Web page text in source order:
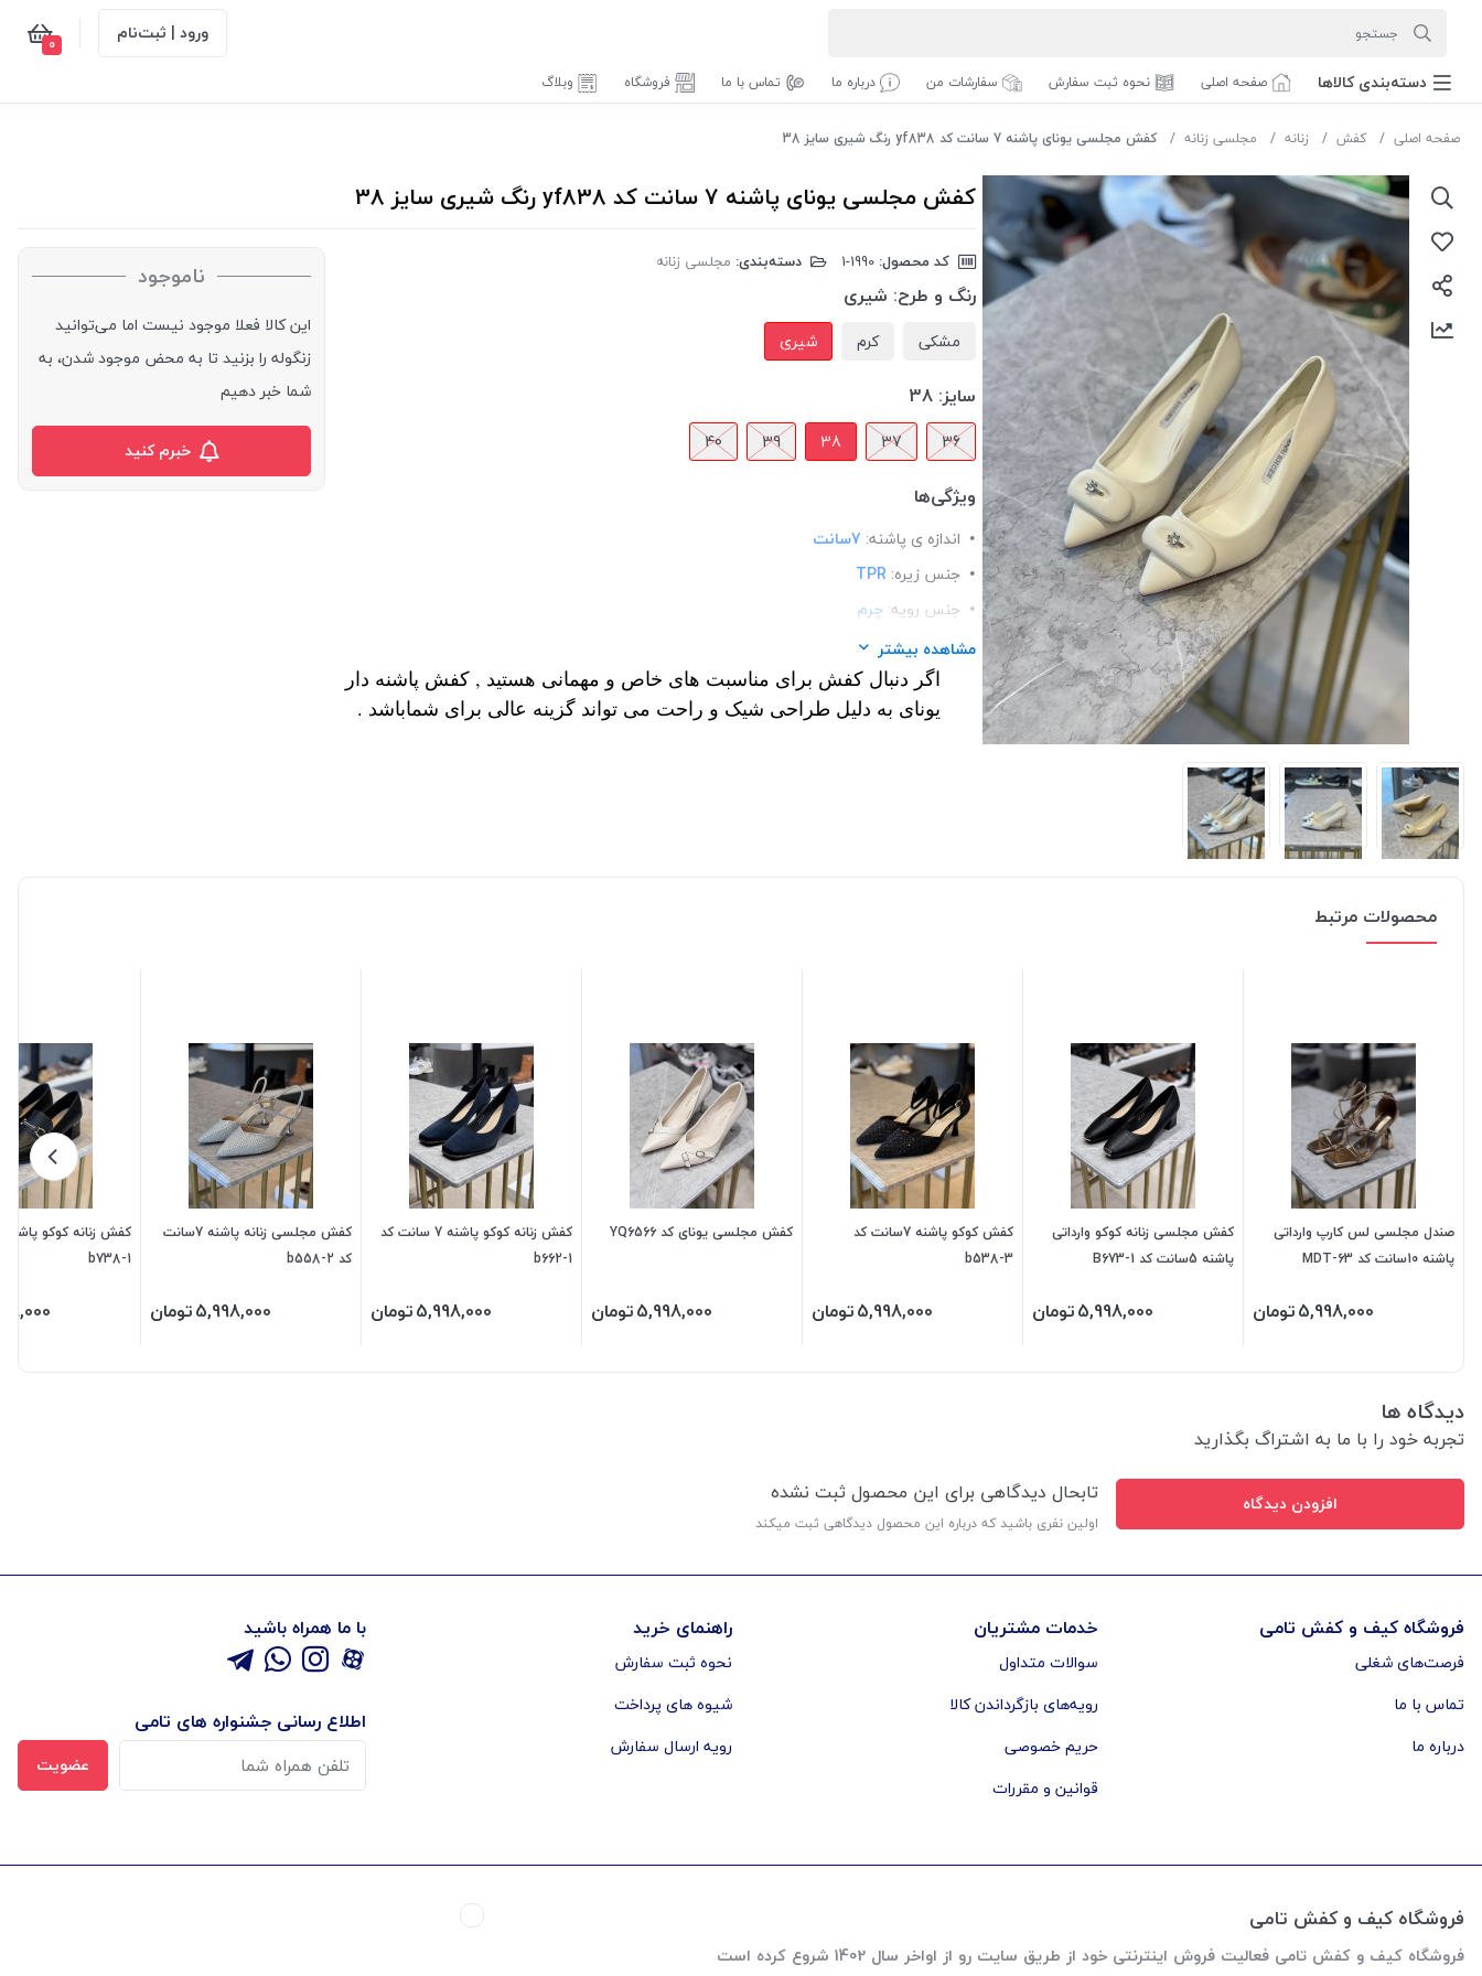
ورود | ثبت‌نام 0
دسته‌بندی‌ کالاها صفحه اصلی نحوه ثبت سفارش سفارشات من درباره ما تماس با ما فروشگاه وبلاگ
صفحه اصلی کفش زنانه مجلسی زنانه کفش مجلسی یونای پاشنه 7 سانت کد yf838 رنگ شیری سایز 38
کفش مجلسی یونای پاشنه 7 سانت کد yf838 رنگ شیری سایز 38
کد محصول: دسته‌بندی: مجلسی زنانه
رنگ و طرح: شیری
مشکی کرم شیری
سایز: 38
36
37
38
39
40
ویژگی‌ها
اندازه ی پاشنه: 7سانت
جنس زیره: TPR
جنس رویه: چرم
قالب: استاندارد
کاربرد:مجلسی
کفی:طبی
مشاهده بیشتر
اگر دنبال کفش برای مناسبت های خاص و مهمانی هستید , کفش پاشنه دار
یونای به دلیل طراحی شیک و راحت می تواند گزینه عالی برای شماباشد .
ناموجود
این کالا فعلا موجود نیست اما می‌توانید
زنگوله را بزنید تا به محض موجود شدن، به
شما خبر دهیم
خبرم کنید
محصولات مرتبط
صندل مجلسی لس کارپ وارداتی
پاشنه 10سانت کد MDT-63
5,998,000تومان
کفش مجلسی زنانه کوکو وارداتی
پاشنه 5سانت کد B673-1
5,998,000تومان
کفش کوکو پاشنه 7سانت کد
b538-3
5,998,000تومان
کفش مجلسی یونای کد YQ6566
5,998,000تومان
کفش زنانه کوکو پاشنه 7 سانت کد
b662-1
5,998,000تومان
کفش مجلسی زنانه پاشنه 7سانت
کد b558-2
5,998,000تومان
b738-1
دیدگاه ها
تجربه خود را با ما به اشتراگ بگذارید
افزودن دیدگاه تابحال دیدگاهی برای این محصول ثبت نشده
اولین نفری باشید که درباره این محصول دیدگاهی ثبت میکند
فروشگاه کیف و کفش تامی
فرصت‌های شغلی
تماس با ما
درباره ما
خدمات مشتریان
سوالات متداول
رویه‌های بازگرداندن کالا
حریم خصوصی
قوانین و مقررات
راهنمای خرید
نحوه ثبت سفارش
شیوه های پرداخت
رویه ارسال سفارش
با ما همراه باشید
اطلاع رسانی جشنواره های تامی
عضویت
فروشگاه کیف و کفش تامی
فروشگاه کیف و کفش تامی فعالیت فروش اینترنتی خود از طریق سایت رو از اواخر سال 1402 شروع کرده است